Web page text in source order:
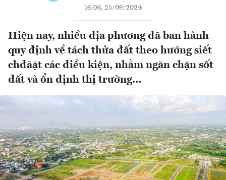
16:06, 25/09/2024
Hiện nay, nhiều địa phương đã ban hành
quy định về tách thửa đất theo hướng siết
chđãặt các điều kiện, nhằm ngăn chặn sốt
đất và ổn định thị trường…